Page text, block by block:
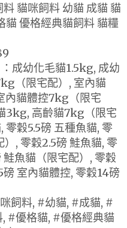
貓咪飼料 幼貓 成貓 貓
貓 優格經典貓飼料 貓糧
成幼化毛貓1.5kg, 成幼
（限宅配）, 室內貓
內貓體控7kg（限宅
3kg, 高齡貓7kg（限宅
零穀5.5磅 五種魚貓, 零
, 零穀2.5磅 鮭魚貓, 零
鮭魚貓（限宅配）, 零穀
室內貓體控, 零穀14磅
飼料, #幼貓, #成貓, #
#優格貓, #優格經典貓